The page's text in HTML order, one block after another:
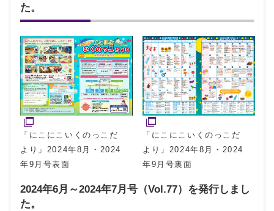
た。
「にこにこいくのっこだ
より」2024年8月・2024
年9月号表面
「にこにこいくのっこだ
より」2024年8月・2024
年9月号裏面
2024年6月～2024年7月号（Vol.77）を発行しまし
た。